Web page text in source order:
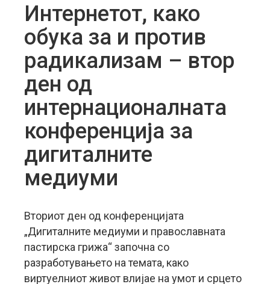
Интернетот, како
обука за и против
радикализам – втор
ден од
интернационалната
конференција за
дигиталните
медиуми
Вториот ден од конференцијата
„Дигиталните медиуми и православната
пастирска грижа“ започна со
разработувањето на темата, како
виртуелниот живот влијае на умот и срцето